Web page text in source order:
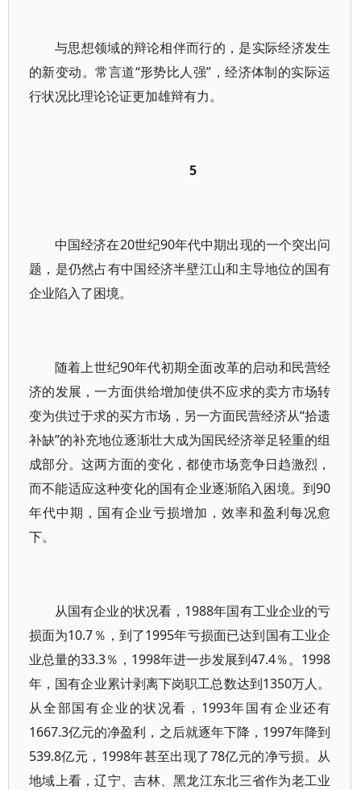
与思想领域的辩论相伴而行的，是实际经济发生
的新变动。常言道“形势比人强”，经济体制的实际运
行状况比理论论证更加雄辩有力。
5
中国经济在20世纪90年代中期出现的一个突出问
题，是仍然占有中国经济半壁江山和主导地位的国有
企业陷入了困境。
随着上世纪90年代初期全面改革的启动和民营经
济的发展，一方面供给增加使供不应求的卖方市场转
变为供过于求的买方市场，另一方面民营经济从“拾遗
补缺”的补充地位逐渐壮大成为国民经济举足轻重的组
成部分。这两方面的变化，都使市场竞争日趋激烈，
而不能适应这种变化的国有企业逐渐陷入困境。到90
年代中期，国有企业亏损增加，效率和盈利每况愈
下。
从国有企业的状况看，1988年国有工业企业的亏
损面为10.7％，到了1995年亏损面已达到国有工业企
业总量的33.3％，1998年进一步发展到47.4％。1998
年，国有企业累计剥离下岗职工总数达到1350万人。
从全部国有企业的状况看，1993年国有企业还有
1667.3亿元的净盈利，之后就逐年下降，1997年降到
539.8亿元，1998年甚至出现了78亿元的净亏损。从
地域上看，辽宁、吉林、黑龙江东北三省作为老工业